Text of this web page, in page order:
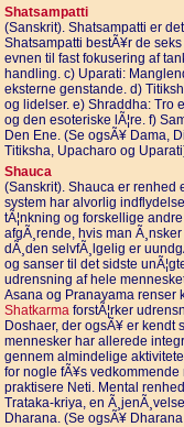
Shatsampatti
(Sanskrit). Shatsampatti er
Shatsampatti bestÃ¥r de
evnen til fast fokusering af
handling. c) Uparati:
eksterne genstande. d)
og lidelser. e) Shraddha: Tro
og den esoteriske lÃ¦re. f)
Den Ene. (Se ogsÃ¥ Dama,
Titiksha, Upacharo og
Shauca
(Sanskrit). Shauca er renhed
system har alvorlig
tÃ¦nkning og forskellige
afgÃ¸rende, hvis man
dÃ¸den selvfÃ¸lgelig er
og sanser til det sidste
udrensning af hele
Asana og Pranayama renser
Shatkarma forstÃ¦rker
Doshaer, der ogsÃ¥ er kendt
mennesker har allerede
gennem almindelige
for nogle fÃ¥s
praktisere Neti. Mental
Trataka-kriya, en
Dharana. (Se ogsÃ¥